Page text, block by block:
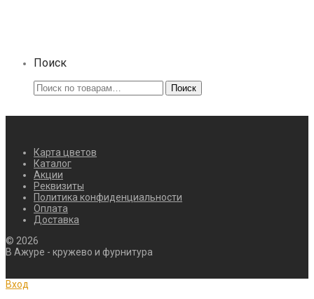
Поиск
Искать: Поиск
Карта цветов
Каталог
Акции
Реквизиты
Политика конфиденциальности
Оплата
Доставка
© 2026
В Ажуре - кружево и фурнитура
Вход